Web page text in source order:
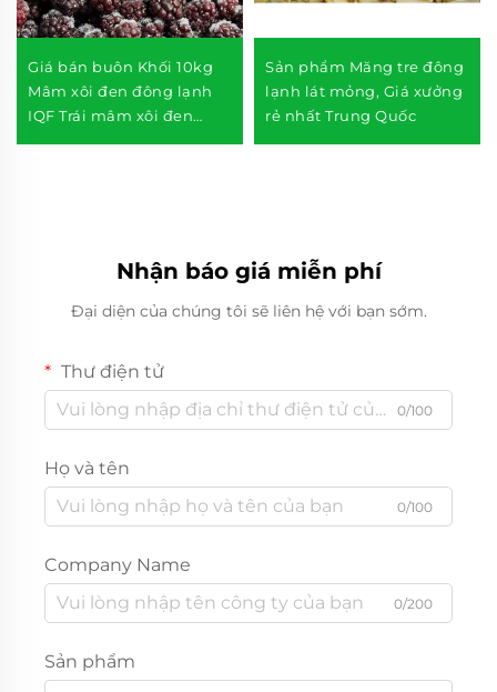
Giá bán buôn Khối 10kg
Mâm xôi đen đông lạnh
IQF Trái mâm xôi đen
Sản phẩm Măng tre đông
lạnh lát mỏng, Giá xưởng
rẻ nhất Trung Quốc
Nhận báo giá miễn phí
Đại diện của chúng tôi sẽ liên hệ với bạn sớm.
Thư điện tử
0/100
Họ và tên
0/100
Company Name
0/200
Sản phẩm